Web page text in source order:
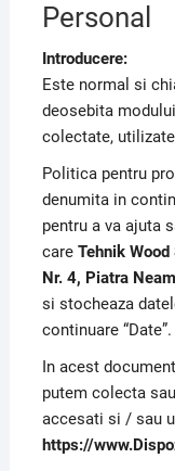
Personal
Introducere:
Este normal si
deosebita
colectate,
Politica pentru
denumita in
pentru a va ajuta
care Tehnik Wood
Nr. 4, Piatra
si stocheaza
continuare “Date”.
In acest
putem colecta
accesati si / sau
https://